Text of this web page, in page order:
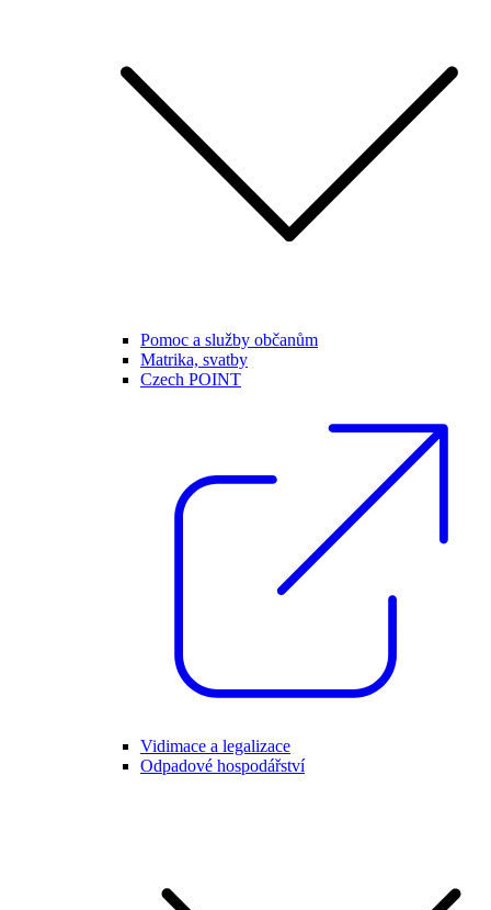
Pomoc a služby občanům
Matrika, svatby
Czech POINT
Vidimace a legalizace
Odpadové hospodářství